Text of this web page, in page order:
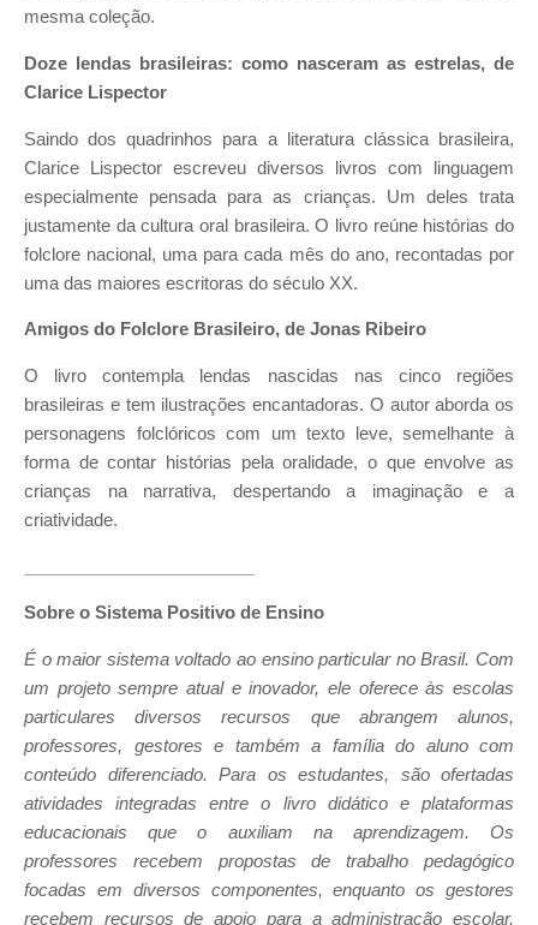
mesma coleção.
Doze lendas brasileiras: como nasceram as estrelas, de
Clarice Lispector
Saindo dos quadrinhos para a literatura clássica brasileira,
Clarice Lispector escreveu diversos livros com linguagem
especialmente pensada para as crianças. Um deles trata
justamente da cultura oral brasileira. O livro reúne histórias do
folclore nacional, uma para cada mês do ano, recontadas por
uma das maiores escritoras do século XX.
Amigos do Folclore Brasileiro, de Jonas Ribeiro
O livro contempla lendas nascidas nas cinco regiões
brasileiras e tem ilustrações encantadoras. O autor aborda os
personagens folclóricos com um texto leve, semelhante à
forma de contar histórias pela oralidade, o que envolve as
crianças na narrativa, despertando a imaginação e a
criatividade.
Sobre o Sistema Positivo de Ensino
É o maior sistema voltado ao ensino particular no Brasil. Com
um projeto sempre atual e inovador, ele oferece às escolas
particulares diversos recursos que abrangem alunos,
professores, gestores e também a família do aluno com
conteúdo diferenciado. Para os estudantes, são ofertadas
atividades integradas entre o livro didático e plataformas
educacionais que o auxiliam na aprendizagem. Os
professores recebem propostas de trabalho pedagógico
focadas em diversos componentes, enquanto os gestores
recebem recursos de apoio para a administração escolar,